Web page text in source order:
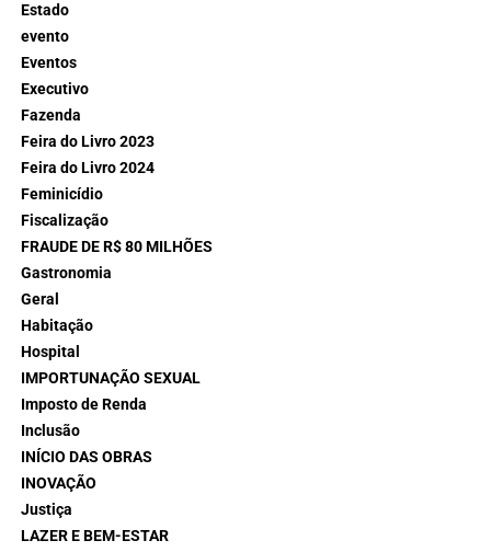
Estado
evento
Eventos
Executivo
Fazenda
Feira do Livro 2023
Feira do Livro 2024
Feminicídio
Fiscalização
FRAUDE DE R$ 80 MILHÕES
Gastronomia
Geral
Habitação
Hospital
IMPORTUNAÇÃO SEXUAL
Imposto de Renda
Inclusão
INÍCIO DAS OBRAS
INOVAÇÃO
Justiça
LAZER E BEM-ESTAR